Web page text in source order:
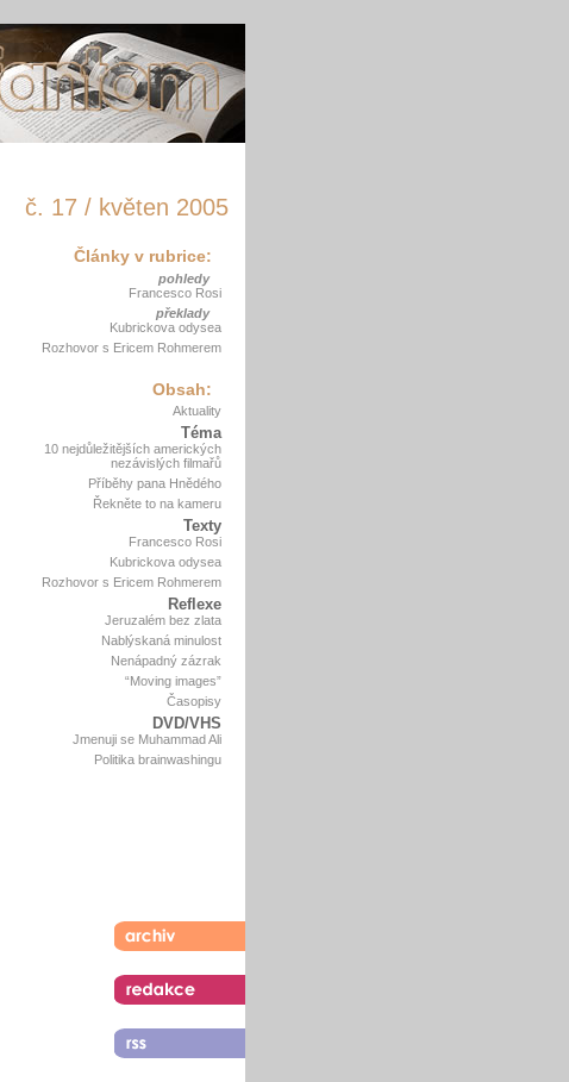
č. 17 / květen 2005
Články v rubrice:
pohledy
Francesco Rosi
překlady
Kubrickova odysea
Rozhovor s Ericem Rohmerem
Obsah:
Aktuality
Téma
10 nejdůležitějších amerických
nezávislých filmařů
Příběhy pana Hnědého
Řekněte to na kameru
Texty
Francesco Rosi
Kubrickova odysea
Rozhovor s Ericem Rohmerem
Reflexe
Jeruzalém bez zlata
Nablýskaná minulost
Nenápadný zázrak
“Moving images”
Časopisy
DVD/VHS
Jmenuji se Muhammad Ali
Politika brainwashingu